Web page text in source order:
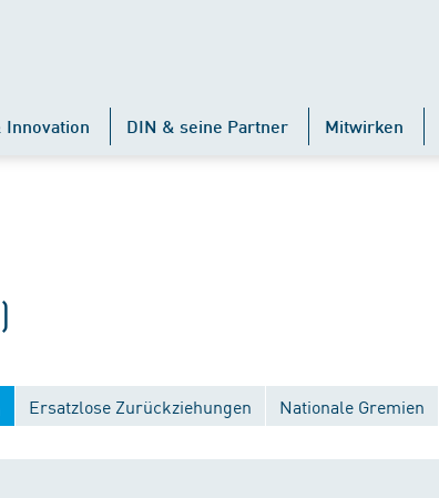
Innovation DIN & seine Partner Mitwirken
Ersatzlose Zurückziehungen Nationale Gremien